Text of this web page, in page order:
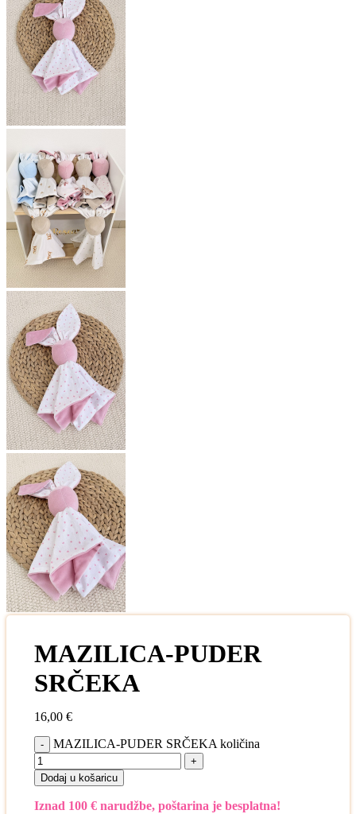
MAZILICA-PUDER
SRČEKA
16,00 €
MAZILICA-PUDER SRČEKA količina
Dodaj u košaricu
Iznad 100 € narudžbe, poštarina je besplatna!